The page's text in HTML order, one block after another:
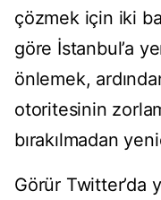
çözmek için iki
göre İstanbul’a
önlemek,
otoritesinin
bırakılmadan
Görür Twitter’da